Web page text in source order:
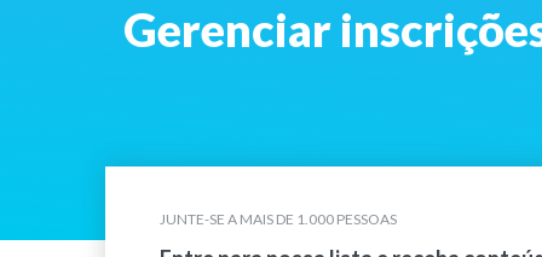
Gerenciar
JUNTE-SE A MAIS DE 1.000 PESSOAS